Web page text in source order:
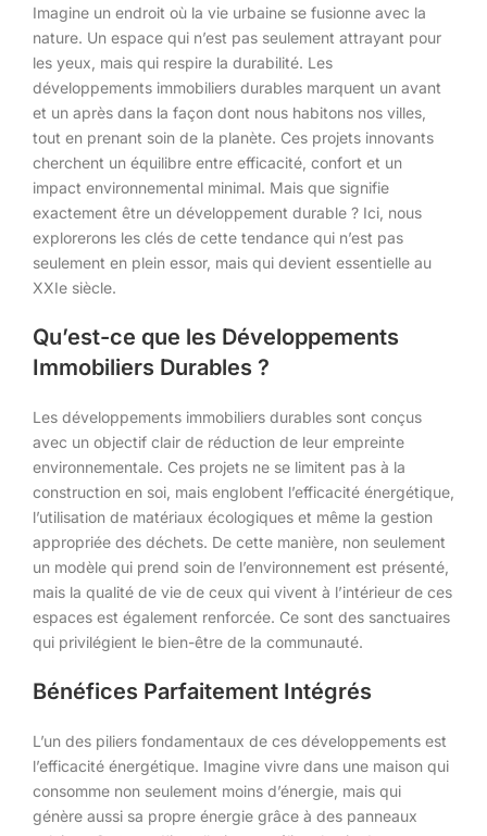
Imagine un endroit où la vie urbaine se fusionne avec la
nature. Un espace qui n’est pas seulement attrayant pour
les yeux, mais qui respire la durabilité. Les
développements immobiliers durables marquent un avant
et un après dans la façon dont nous habitons nos villes,
tout en prenant soin de la planète. Ces projets innovants
cherchent un équilibre entre efficacité, confort et un
impact environnemental minimal. Mais que signifie
exactement être un développement durable ? Ici, nous
explorerons les clés de cette tendance qui n’est pas
seulement en plein essor, mais qui devient essentielle au
XXIe siècle.
Qu’est-ce que les Développements
Immobiliers Durables ?
Les développements immobiliers durables sont conçus
avec un objectif clair de réduction de leur empreinte
environnementale. Ces projets ne se limitent pas à la
construction en soi, mais englobent l’efficacité énergétique,
l’utilisation de matériaux écologiques et même la gestion
appropriée des déchets. De cette manière, non seulement
un modèle qui prend soin de l’environnement est présenté,
mais la qualité de vie de ceux qui vivent à l’intérieur de ces
espaces est également renforcée. Ce sont des sanctuaires
qui privilégient le bien-être de la communauté.
Bénéfices Parfaitement Intégrés
L’un des piliers fondamentaux de ces développements est
l’efficacité énergétique. Imagine vivre dans une maison qui
consomme non seulement moins d’énergie, mais qui
génère aussi sa propre énergie grâce à des panneaux